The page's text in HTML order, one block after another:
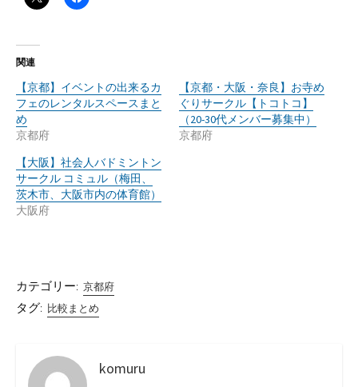
関連
【京都】イベントの出来るカ
フェのレンタルスペースまと
め
京都府
【京都・大阪・奈良】お寺め
ぐりサークル【トコトコ】
（20-30代メンバー募集中）
京都府
【大阪】社会人バドミントン
サークル コミュル（梅田、
茨木市、大阪市内の体育館）
大阪府
カテゴリー: 京都府
タグ: 比較まとめ
komuru